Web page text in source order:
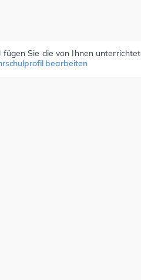
Sie die von Ihnen
bearbeiten